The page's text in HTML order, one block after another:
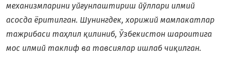
механизмларини уйғунлаштириш йўллари илмий
асосда ёритилган. Шунингдек, хорижий мамлакатлар
тажрибаси таҳлил қилиниб, Ўзбекистон шароитига
мос илмий таклиф ва тавсиялар ишлаб чиқилган.